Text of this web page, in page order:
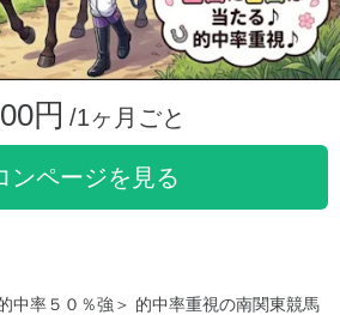
円 /1ヶ月ごと
ンページを見る
中率５０％強＞ 的中率重視の南関東競馬